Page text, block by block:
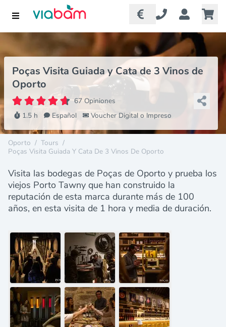
Poças Visita Guiada y Cata de 3 Vinos de
Oporto
67 Opiniones
1.5 h
Español Voucher Digital o Impreso
Oporto / Tours /
Poças Visita Guiada Y Cata De 3 Vinos De Oporto
Visita las bodegas de Poças de Oporto y prueba los
viejos Porto Tawny que han construido la
reputación de esta marca durante más de 100
años, en esta visita de 1 hora y media de duración.